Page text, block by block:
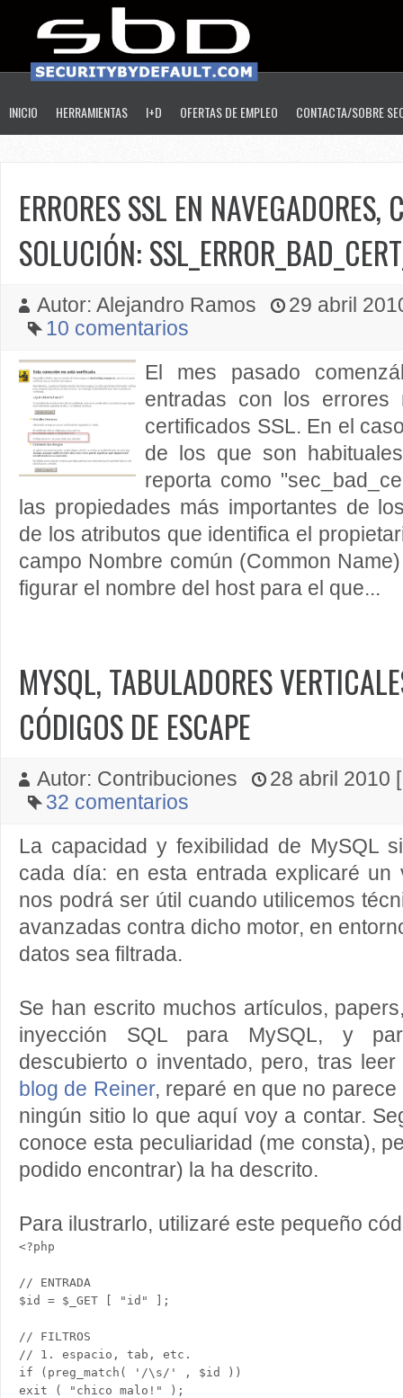
INICIO HERRAMIENTAS I+D OFERTAS DE EMPLEO CONTACTA/SOBRE
ERRORES SSL EN NAVEGADORES,
SOLUCIÓN:
Autor: Alejandro Ramos
29 abril
10 comentarios
El mes pasado
entradas con los errores
certificados SSL. En el
de los que son
reporta como
las propiedades más importantes de
de los atributos que identifica el
campo Nombre común (Common
figurar el nombre del host para el que...
MYSQL, TABULADORES
CÓDIGOS DE ESCAPE
Autor: Contribuciones
28 abril 2010
32 comentarios
La capacidad y fexibilidad de MySQL
cada día: en esta entrada explicaré un
nos podrá ser útil cuando utilicemos
avanzadas contra dicho motor, en
datos sea filtrada.
Se han escrito muchos artículos,
inyección SQL para MySQL, y
descubierto o inventado, pero, tras
blog de Reiner, reparé en que no
ningún sitio lo que aquí voy a contar.
conoce esta peculiaridad (me consta),
podido encontrar) la ha descrito.
Para ilustrarlo, utilizaré este pequeño
<?php
// ENTRADA
$id = $_GET [ "id" ];
// FILTROS
// 1. espacio, tab, etc.
if (preg_match( '/\s/' , $id ))
exit ( "chico malo!" );